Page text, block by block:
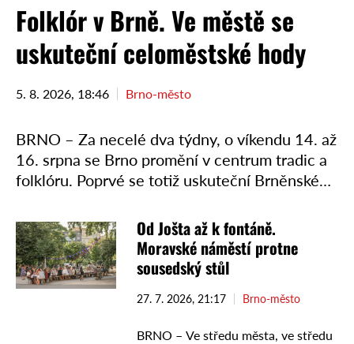
Folklór v Brně. Ve městě se
uskuteční celoměstské hody
5. 8. 2026, 18:46 Brno-město
BRNO – Za necelé dva týdny, o víkendu 14. až
16. srpna se Brno promění v centrum tradic a
folklóru. Poprvé se totiž uskuteční Brněnské
Od Jošta až k fontáně.
Moravské náměstí protne
sousedský stůl
27. 7. 2026, 21:17 Brno-město
BRNO – Ve středu města, ve středu